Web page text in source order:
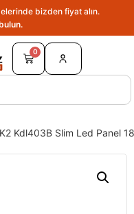
bizden fiyat alın.
0
Kdl403B Slim Led Panel